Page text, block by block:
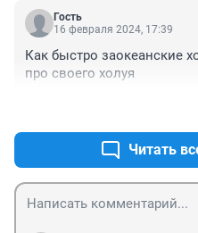
Гость
16 февраля 2024, 17:39
Как быстро заокеанские
про своего холуя
Читать